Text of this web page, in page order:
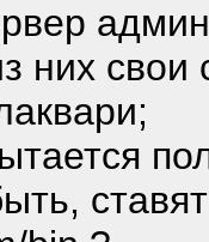
них свои